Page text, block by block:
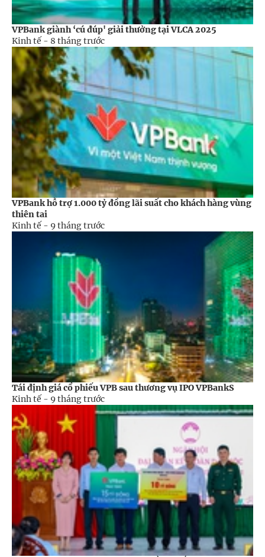
VPBank giành ‘cú đúp' giải thưởng tại VLCA 2025
Kinh tế - 8 tháng trước
VPBank hỗ trợ 1.000 tỷ đồng lãi suất cho khách hàng vùng
thiên tai
Kinh tế - 9 tháng trước
Tái định giá cổ phiếu VPB sau thương vụ IPO VPBankS
Kinh tế - 9 tháng trước